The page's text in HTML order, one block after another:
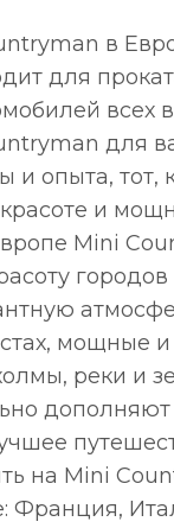
в
для
всех
для
и опыта, тот,
и
Mini
городов
мощные и
реки и
на Mini
Франция,